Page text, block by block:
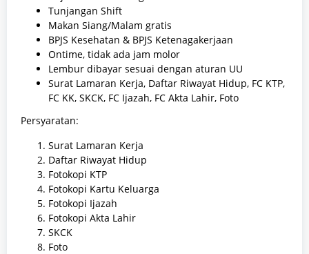
Tunjangan Shift
Makan Siang/Malam gratis
BPJS Kesehatan & BPJS Ketenagakerjaan
Ontime, tidak ada jam molor
Lembur dibayar sesuai dengan aturan UU
Surat Lamaran Kerja, Daftar Riwayat Hidup, FC KTP,
FC KK, SKCK, FC Ijazah, FC Akta Lahir, Foto
Persyaratan:
Surat Lamaran Kerja
Daftar Riwayat Hidup
Fotokopi KTP
Fotokopi Kartu Keluarga
Fotokopi Ijazah
Fotokopi Akta Lahir
SKCK
Foto